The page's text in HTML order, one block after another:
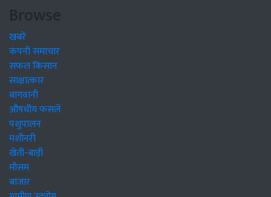
Browse
खबरें
कंपनी समाचार
सफल किसान
साक्षात्कार
बागवानी
औषधीय फसलें
पशुपालन
मशीनरी
खेती-बाड़ी
मौसम
बाजार